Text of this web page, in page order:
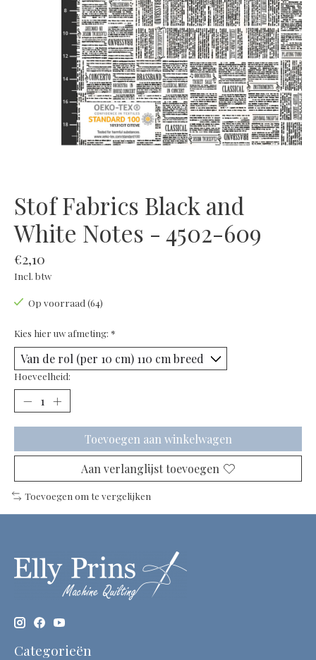
Stof Fabrics Black and
White Notes - 4502-609
€2,10
Incl. btw
Op voorraad (64)
Kies hier uw afmeting: *
Hoeveelheid:
Toevoegen aan winkelwagen
Aan verlanglijst toevoegen
Toevoegen om te vergelijken
Categorieën